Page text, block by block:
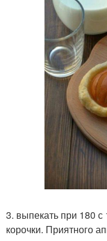
3. выпекать при 180 с
корочки. Приятного